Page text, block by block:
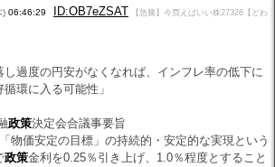
) 06:46:29 ID:OB7eZSAT
【急騰】今買えばいい株27326【どわ
し過度の円安がなくなれば、インフレ率の低下に
環に入る可能性」
政策決定会合議事要旨
物価安定の目標」の持続的・安定的な実現という
政策金利を0.25％引き上げ、1.0％程度とすること